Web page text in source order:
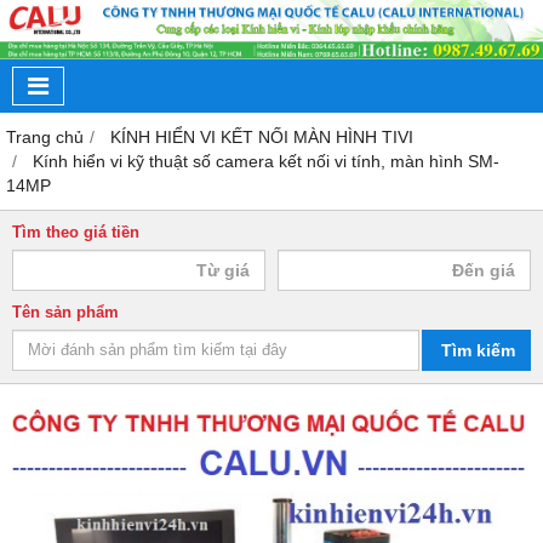
Trang chủ
KÍNH HIỂN VI KẾT NỐI MÀN HÌNH TIVI
Kính hiển vi kỹ thuật số camera kết nối vi tính, màn hình SM-
14MP
Tìm theo giá tiền
Tên sản phẩm
Tìm kiếm